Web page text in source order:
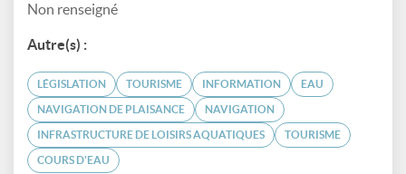
Non renseigné
Autre(s) :
LÉGISLATION TOURISME INFORMATION EAU
NAVIGATION DE PLAISANCE NAVIGATION
INFRASTRUCTURE DE LOISIRS AQUATIQUES TOURISME
COURS D'EAU